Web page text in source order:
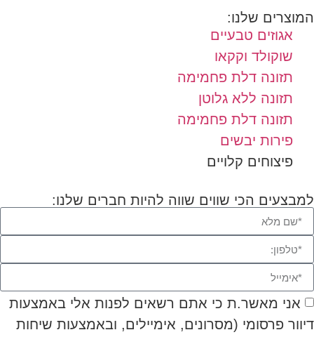
המוצרים שלנו:
אגוזים טבעיים
שוקולד וקקאו
תזונה דלת פחמימה
תזונה ללא גלוטן
תזונה דלת פחמימה
פירות יבשים
פיצוחים קלויים
למבצעים הכי שווים שווה להיות חברים שלנו:
אני מאשר.ת כי אתם רשאים לפנות אלי באמצעות
דיוור פרסומי (מסרונים, אימיילים, ובאמצעות שיחות